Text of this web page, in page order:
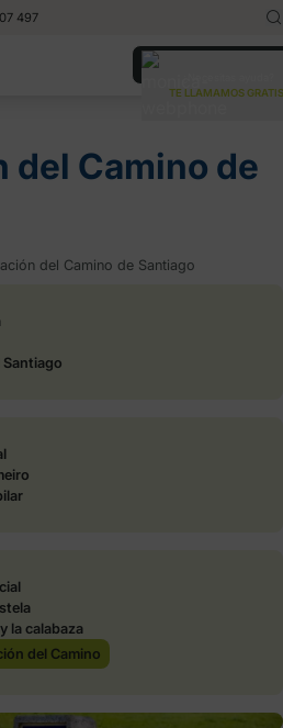
497
Italiano
TE LLAMAMOS
del Camino de
del Camino de Santiago
la calabaza
del Camino